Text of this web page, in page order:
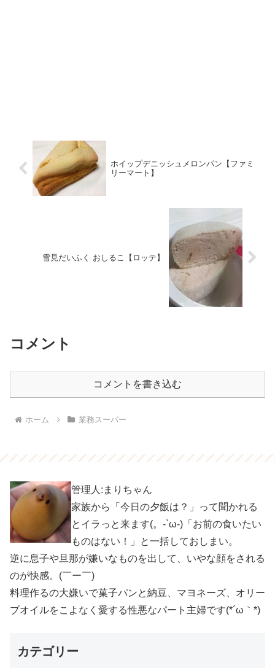
ホイップデニッシュメロンパン【ファミ
リーマート】
雪見だいふく おしるこ【ロッテ】
コメント
コメントを書き込む
ホーム 業務スーパー
管理人:まりちゃん
家族から「今日の夕飯は？」って聞かれる
とイラっと来ます(。-`ω-)「お前の食いたい
ものはない！」と一括しておしまい。
逆に息子や旦那が嫌いなものを出して、いやな顔をされる
のが快感。(￣ー￣)
料理作るの大嫌いで菓子パンと納豆、マヨネーズ、オリー
ブオイルをこよなく愛する性悪なパート主婦です(*´ω｀*)
カテゴリー